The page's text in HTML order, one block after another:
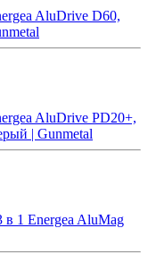
AluDrive D60,
AluDrive PD20+,
| Gunmetal
в 1 Energea AluMag